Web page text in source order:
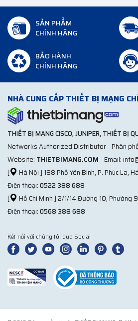
SẢN PHẨM
CHÍNH HÃNG
BẢO HÀNH
CHÍNH HÃNG
NHÀ CUNG CẤP THIẾT BỊ MẠNG
THIẾT BỊ MẠNG CISCO, JUNIPER, THIẾT BỊ
Networks Authorized Distributor - Phân
Website: THIETBIMANG.COM - Email:
[
Hà Nội ] 188 Phố Yên Bình, P. Phúc La,
Điện thoại:0522 388 688
[
Hồ Chí Minh ] 2/1/14 Đường 10, Phường
Điện thoại:0568 388 688
Kết nối với chúng tôi qua Social